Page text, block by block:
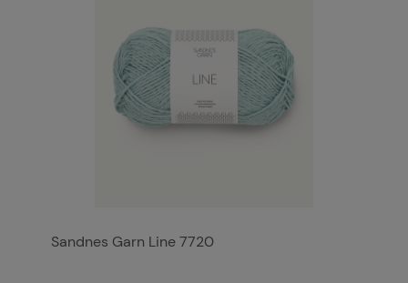
Sandnes Garn Line 7720